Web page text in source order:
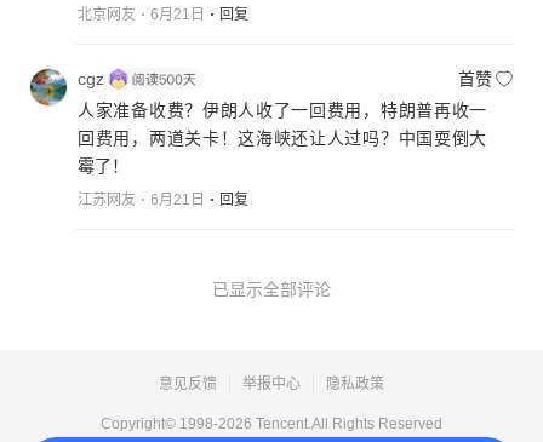
北京网友 6月21日 回复
cgz
首赞
人家准备收费？伊朗人收了一回费用，特朗普再收一
回费用，两道关卡！这海峡还让人过吗？中国耍倒大
霉了！
江苏网友 6月21日 回复
已显示全部评论
意见反馈 举报中心 隐私政策
Copyright© 1998-2026 Tencent.All Rights Reserved